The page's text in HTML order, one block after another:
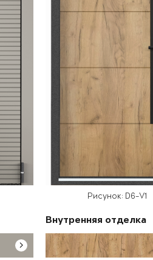
Рисунок: D6-V1
Внутренняя отделка